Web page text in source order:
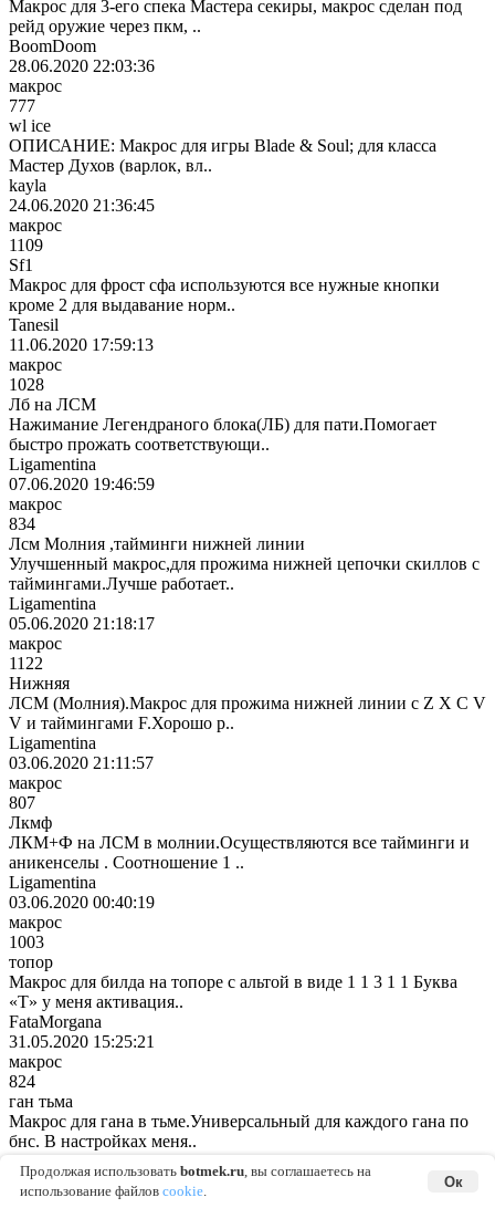
Макрос для 3-его спека Мастера секиры, макрос сделан под
рейд оружие через пкм, ..
BoomDoom
28.06.2020 22:03:36
макрос
777
wl ice
ОПИСАНИЕ: Макрос для игры Blade & Soul; для класса
Мастер Духов (варлок, вл..
kayla
24.06.2020 21:36:45
макрос
1109
Sf1
Макрос для фрост сфа используются все нужные кнопки
кроме 2 для выдавание норм..
Tanesil
11.06.2020 17:59:13
макрос
1028
Лб на ЛСМ
Нажимание Легендраного блока(ЛБ) для пати.Помогает
быстро прожать соответствующи..
Ligamentina
07.06.2020 19:46:59
макрос
834
Лсм Молния ,тайминги нижней линии
Улучшенный макрос,для прожима нижней цепочки скиллов с
таймингами.Лучше работает..
Ligamentina
05.06.2020 21:18:17
макрос
1122
Нижняя
ЛСМ (Молния).Макрос для прожима нижней линии с Z X C V
V и таймингами F.Хорошо р..
Ligamentina
03.06.2020 21:11:57
макрос
807
Лкмф
ЛКМ+Ф на ЛСМ в молнии.Осуществляются все тайминги и
аникенселы . Соотношение 1 ..
Ligamentina
03.06.2020 00:40:19
макрос
1003
топор
Макрос для билда на топоре с альтой в виде 1 1 3 1 1 Буква
«T» у меня активация..
FataMorgana
31.05.2020 15:25:21
макрос
824
ган тьма
Макрос для гана в тьме.Универсальный для каждого гана по
бнс. В настройках меня..
Katsumi
24.05.2020 09:41:59
макрос